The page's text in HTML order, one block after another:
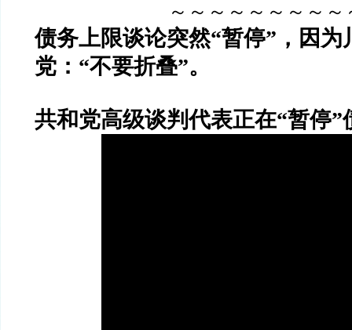
～～～～～～～～～
债务上限谈论突然“暂停” ，因
党： “不要折叠”。
共和党高级谈判代表正在“暂停”